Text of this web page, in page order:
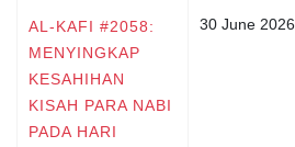
AL-KAFI #2058:
MENYINGKAP
KESAHIHAN
KISAH PARA NABI
PADA HARI
30 June 2026